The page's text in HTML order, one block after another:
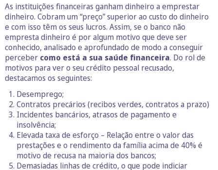
As instituições financeiras ganham dinheiro a emprestar
dinheiro. Cobram um “preço” superior ao custo do dinheiro
e com isso têm os seus lucros. Assim, se o banco não
empresta dinheiro é por algum motivo que deve ser
conhecido, analisado e aprofundado de modo a conseguir
perceber como está a sua saúde financeira. Do rol de
motivos para ver o seu crédito pessoal recusado,
destacamos os seguintes:
Desemprego;
Contratos precários (recibos verdes, contratos a prazo)
Incidentes bancários, atrasos de pagamento e
insolvência;
Elevada taxa de esforço – Relação entre o valor das
prestações e o rendimento da família acima de 40% é
motivo de recusa na maioria dos bancos;
Demasiadas linhas de crédito, o que pode indiciar